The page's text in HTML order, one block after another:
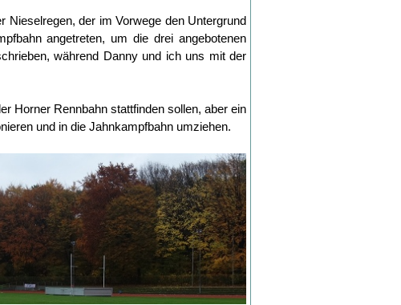
Nieselregen, der im Vorwege den Untergrund
angetreten, um die drei angebotenen
während Danny und ich uns mit der
Horner Rennbahn stattfinden sollen, aber ein
und in die Jahnkampfbahn umziehen.